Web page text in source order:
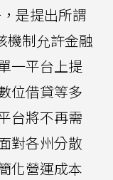
是提出所謂
機制允許金融
一平台上提
位借貸等多
台將不再需
對各州分散
化營運成本